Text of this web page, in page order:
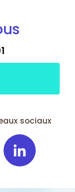
sociaux
Email